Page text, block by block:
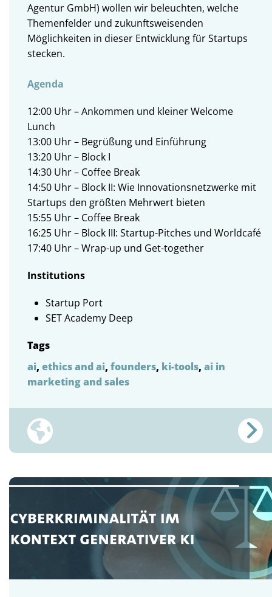
Agentur GmbH) wollen wir beleuchten, welche
Themenfelder und zukunftsweisenden
Möglichkeiten in dieser Entwicklung für Startups
stecken.
Agenda
12:00 Uhr – Ankommen und kleiner Welcome
Lunch
13:00 Uhr – Begrüßung und Einführung
13:20 Uhr – Block I
14:30 Uhr – Coffee Break
14:50 Uhr – Block II: Wie Innovationsnetzwerke mit
Startups den größten Mehrwert bieten
15:55 Uhr – Coffee Break
16:25 Uhr – Block III: Startup-Pitches und Worldcafé
17:40 Uhr – Wrap-up und Get-together
Institutions
Startup Port
SET Academy Deep
Tags
ai, ethics and ai, founders, ki-tools, ai in
marketing and sales